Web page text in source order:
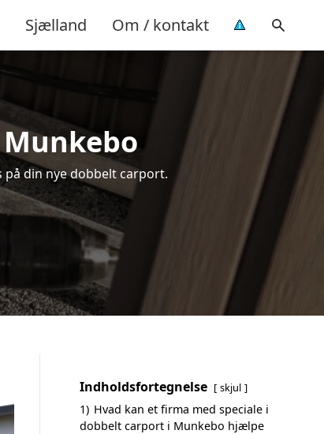
Sjælland Om / kontakt
din nye dobbelt carport.
Indholdsfortegnelse skjul
1) Hvad kan et firma med speciale i
dobbelt carport i Munkebo hjælpe